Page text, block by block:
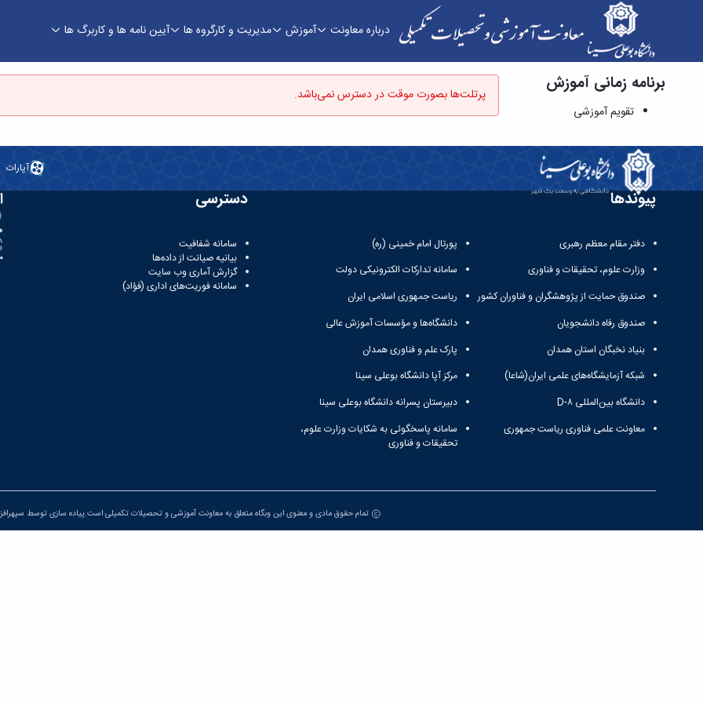
درباره معاونت آموزش مدیریت و کارگروه ها آیین نامه ها و کاربرگ ها
تقویم آموزشی - معاونت آموزشی و تحصیلات تکمیلی
برنامه زمانی آموزش
تقویم آموزشی
پرتلت‌ها بصورت موقت در دسترس نمی‌باشد.
آپارات
پیوندها
دفتر مقام معظم رهبری
وزارت علوم، تحقیقات و فناوری
صندوق حمایت از پژوهشگران و فناوران کشور
صندوق رفاه دانشجویان
بنیاد نخبگان استان همدان
شبکه آزمایشگاه‌های علمی ایران(شاعا)
دانشگاه بین‌المللی D-۸
معاونت علمی فناوری ریاست جمهوری
پورتال امام خمینی (ره)
سامانه تدارکات الکترونیکی دولت
ریاست جمهوری اسلامی ایران
دانشگاه‌ها و مؤسسات آموزش عالی
پارک علم و فناوری همدان
مرکز آپا دانشگاه بوعلی سینا
دبیرستان پسرانه دانشگاه بوعلی سینا
سامانه پاسخگوئی به شکایات وزارت علوم،
تحقیقات و فناوری
دسترسی
سامانه شفافیت
بیانیه صیانت از داده‌ها
گزارش آماری وب‌ سایت
سامانه فوریت‌های اداری (فؤاد)
تمام حقوق مادی و معنوی این وبگاه متعلق به معاونت آموزشی و تحصیلات تکمیلی است.پیاده سازی توسط